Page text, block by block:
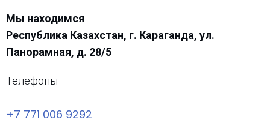
Мы находимся
Республика Казахстан, г. Караганда, ул.
Панорамная, д. 28/5
Телефоны
+7 771 006 9292